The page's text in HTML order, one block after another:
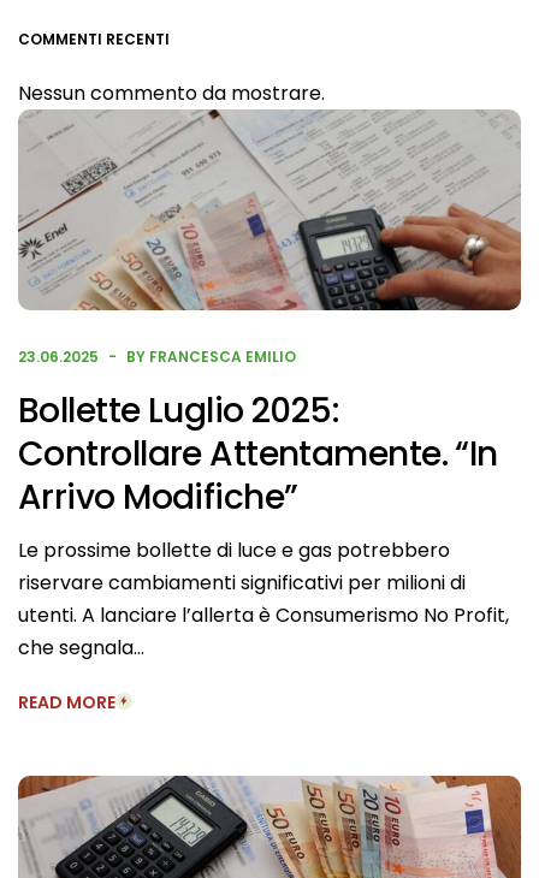
23.06.2025 BY FRANCESCA EMILIO
Bollette Luglio 2025:
Controllare Attentamente. “In
Arrivo Modifiche”
Le prossime bollette di luce e gas potrebbero
riservare cambiamenti significativi per milioni di
utenti. A lanciare l’allerta è Consumerismo No Profit,
che segnala…
READ MORE
COMMENTI RECENTI
Nessun commento da mostrare.